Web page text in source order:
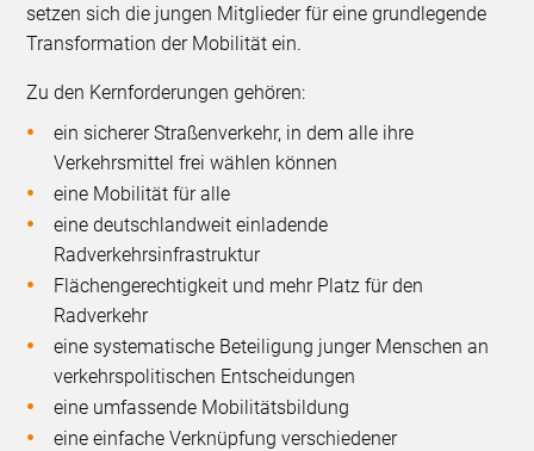
setzen sich die jungen Mitglieder für eine grundlegende
Transformation der Mobilität ein.
Zu den Kernforderungen gehören:
ein sicherer Straßenverkehr, in dem alle ihre
Verkehrsmittel frei wählen können
eine Mobilität für alle
eine deutschlandweit einladende
Radverkehrsinfrastruktur
Flächengerechtigkeit und mehr Platz für den
Radverkehr
eine systematische Beteiligung junger Menschen an
verkehrspolitischen Entscheidungen
eine umfassende Mobilitätsbildung
eine einfache Verknüpfung verschiedener